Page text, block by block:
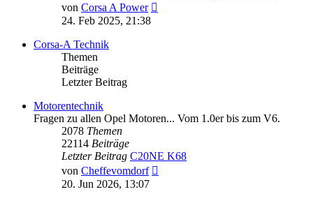
von Corsa A Power
24. Feb 2025, 21:38
Corsa-A Technik
Themen
Beiträge
Letzter Beitrag
Motorentechnik
Fragen zu allen Opel Motoren... Vom 1.0er bis zum V6.
2078 Themen
22114 Beiträge
Letzter Beitrag C20NE K68
von Cheffevomdorf
20. Jun 2026, 13:07